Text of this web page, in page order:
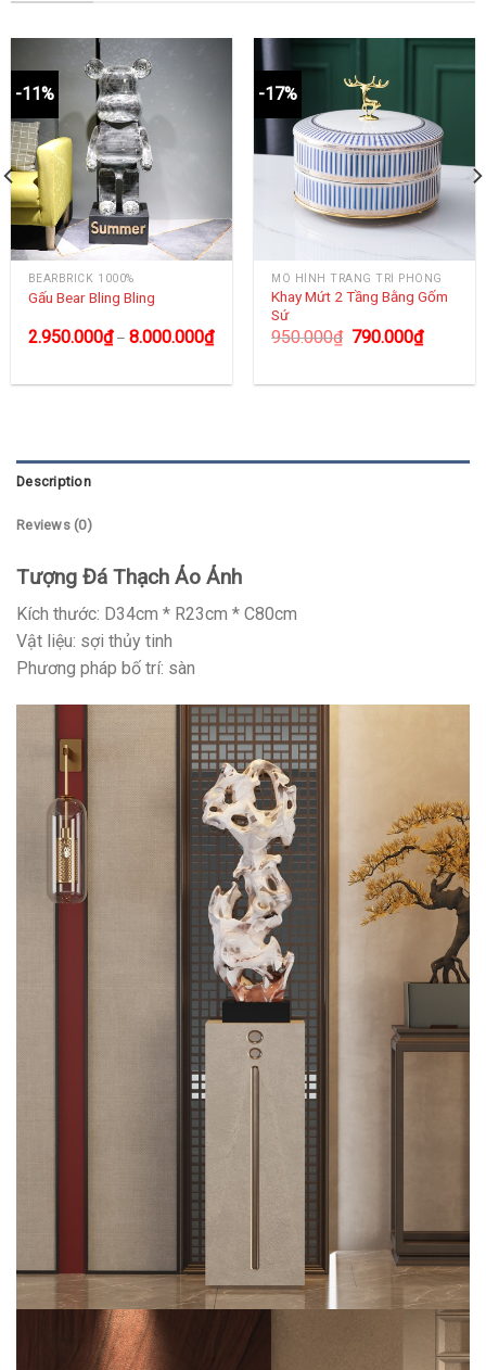
-11%
BEARBRICK 1000%
Gấu Bear Bling Bling
2.950.000₫– 8.000.000₫
-17%
MÔ HÌNH TRANG TRÍ PHÒNG
Khay Mứt 2 Tầng Bằng Gốm
Sứ
950.000₫ 790.000₫
Description
Reviews (0)
Tượng Đá Thạch Ảo Ảnh
Kích thước: D34cm * R23cm * C80cm
Vật liệu: sợi thủy tinh
Phương pháp bố trí: sàn